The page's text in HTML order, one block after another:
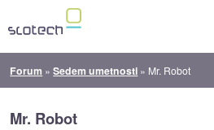
Forum »Sedem umetnosti » Mr. Robot
Mr. Robot